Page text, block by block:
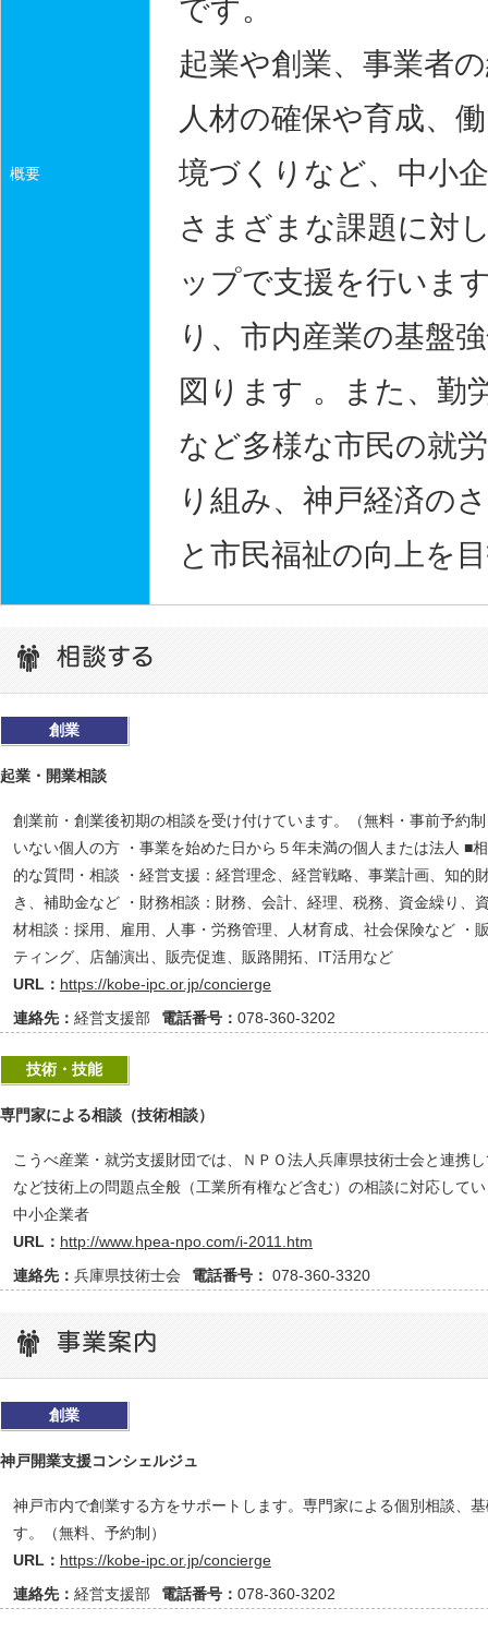
概要
です。
起業や創業、事業者
人材の確保や育成、
境づくりなど、中小
さまざまな課題に対
ップで支援を行いま
り、市内産業の基盤
図ります 。また、勤
など多様な市民の就
り組み、神戸経済の
と市民福祉の向上を
創業
起業・開業相談
創業前・創業後初期の相談を受け付けています。（無料・事前予約
いない個人の方 ・事業を始めた日から５年未満の個人または法人 ■
的な質問・相談 ・経営支援：経営理念、経営戦略、事業計画、知的
き、補助金など ・財務相談：財務、会計、経理、税務、資金繰り、
材相談：採用、雇用、人事・労務管理、人材育成、社会保険など ・
ティング、店舗演出、販売促進、販路開拓、IT活用など
URL： https://kobe-ipc.or.jp/concierge
連絡先： 経営支援部 電話番号： 078-360-3202
技術・技能
専門家による相談（技術相談）
こうべ産業・就労支援財団では、ＮＰＯ法人兵庫県技術士会と連携
など技術上の問題点全般（工業所有権など含む）の相談に対応して
中小企業者
URL： http://www.hpea-npo.com/i-2011.htm
連絡先： 兵庫県技術士会 電話番号： 078-360-3320
創業
神戸開業支援コンシェルジュ
神戸市内で創業する方をサポートします。専門家による個別相談、
す。（無料、予約制）
URL： https://kobe-ipc.or.jp/concierge
連絡先： 経営支援部 電話番号： 078-360-3202